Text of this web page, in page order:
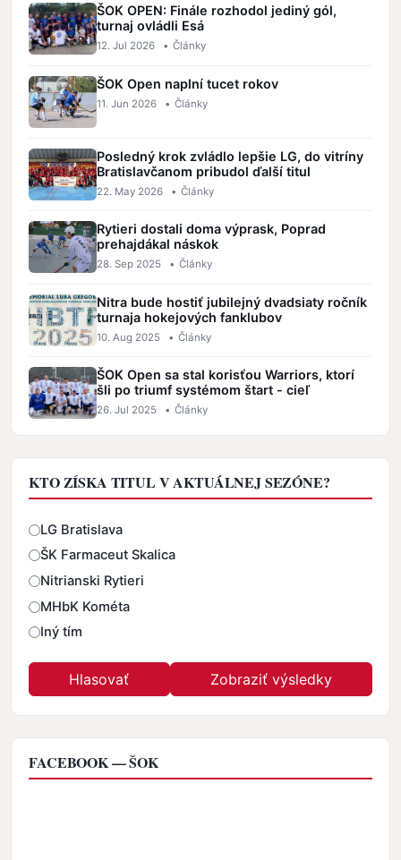
ŠOK OPEN: Finále rozhodol jediný gól,
turnaj ovládli Esá
12. Jul 2026 • Články
ŠOK Open naplní tucet rokov
11. Jun 2026 • Články
Posledný krok zvládlo lepšie LG, do vitríny
Bratislavčanom pribudol ďalší titul
22. May 2026 • Články
Rytieri dostali doma výprask, Poprad
prehajdákal náskok
28. Sep 2025 • Články
Nitra bude hostiť jubilejný dvadsiaty ročník
turnaja hokejových fanklubov
10. Aug 2025 • Články
ŠOK Open sa stal korisťou Warriors, ktorí
šli po triumf systémom štart - cieľ
26. Jul 2025 • Články
KTO ZÍSKA TITUL V AKTUÁLNEJ SEZÓNE?
Odpovede
LG Bratislava
ŠK Farmaceut Skalica
Nitrianski Rytieri
MHbK Kométa
Iný tím
FACEBOOK — ŠOK